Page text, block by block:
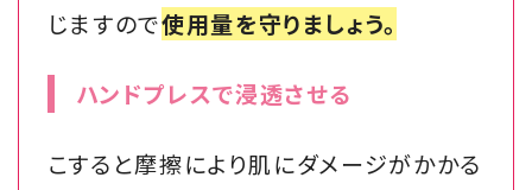
じますので使用量を守りましょう。
ハンドプレスで浸透させる
こすると摩擦により肌にダメージがかかる